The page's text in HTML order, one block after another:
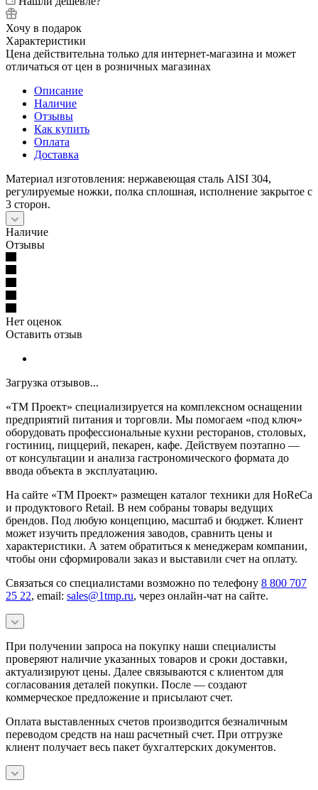
Хочу в подарок
Характеристики
Цена действительна только для интернет-магазина и может
отличаться от цен в розничных магазинах
Описание
Наличие
Отзывы
Как купить
Оплата
Доставка
Материал изготовления: нержавеющая сталь AISI 304,
регулируемые ножки, полка сплошная, исполнение закрытое с
3 сторон.
Наличие
Отзывы
Нет оценок
Оставить отзыв
Загрузка отзывов...
«ТМ Проект» специализируется на комплексном оснащении
предприятий питания и торговли. Мы помогаем «под ключ»
оборудовать профессиональные кухни ресторанов, столовых,
гостиниц, пиццерий, пекарен, кафе. Действуем поэтапно —
от консультации и анализа гастрономического формата до
ввода объекта в эксплуатацию.
На сайте «ТМ Проект» размещен каталог техники для HoReCa
и продуктового Retail. В нем собраны товары ведущих
брендов. Под любую концепцию, масштаб и бюджет. Клиент
может изучить предложения заводов, сравнить цены и
характеристики. А затем обратиться к менеджерам компании,
чтобы они сформировали заказ и выставили счет на оплату.
Связаться со специалистами возможно по телефону 8 800 707
25 22, email: sales@1tmp.ru, через онлайн-чат на сайте.
При получении запроса на покупку наши специалисты
проверяют наличие указанных товаров и сроки доставки,
актуализируют цены. Далее связываются с клиентом для
согласования деталей покупки. После — создают
коммерческое предложение и присылают счет.
Оплата выставленных счетов производится безналичным
переводом средств на наш расчетный счет. При отгрузке
клиент получает весь пакет бухгалтерских документов.